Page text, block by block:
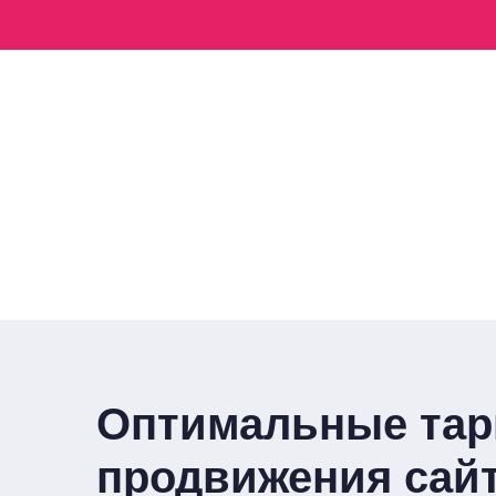
Оптимальные
продвижения